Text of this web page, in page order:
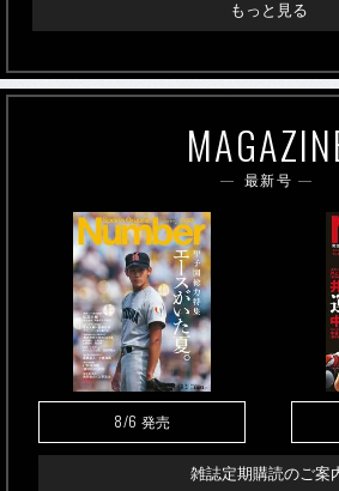
もっと見る
最新号
8/6 発売
雑誌定期購読のご案